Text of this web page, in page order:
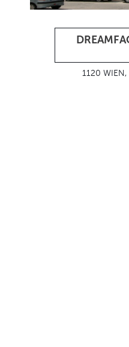
1120 WIEN,